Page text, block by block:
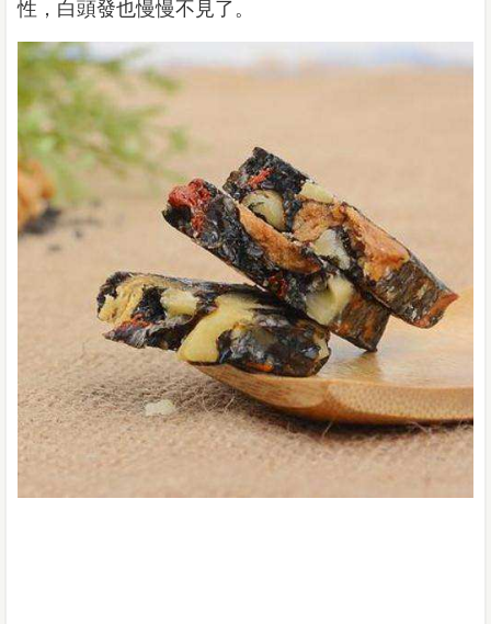
性，白頭發也慢慢不見了。